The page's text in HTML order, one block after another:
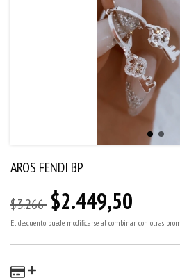
AROS FENDI BP
$3.266 $2.449,50
El descuento puede modificarse al combinar con otras